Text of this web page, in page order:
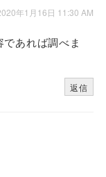
年1月16日 11:30 AM
あれば調べま
返信